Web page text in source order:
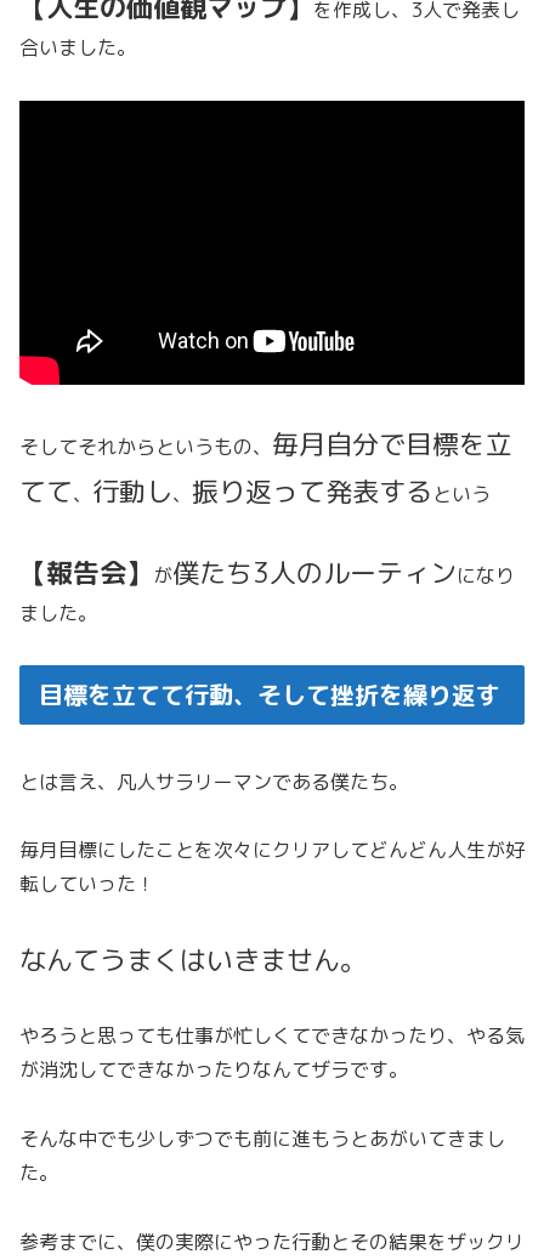
を作成し、3人で発表し
合いました。
そしてそれからというもの、 毎月自分で目標を立
てて、 行動し、 振り返って発表するという
【報告会】 が僕たち3人のルーティンになり
ました。
目標を立てて行動、そして挫折を繰り返す
とは言え、凡人サラリーマンである僕たち。
毎月目標にしたことを次々にクリアしてどんどん人生が好
転していった！
なんてうまくはいきません。
やろうと思っても仕事が忙しくてできなかったり、やる気
が消沈してできなかったりなんてザラです。
そんな中でも少しずつでも前に進もうとあがいてきまし
た。
参考までに、僕の実際にやった行動とその結果をザックリ